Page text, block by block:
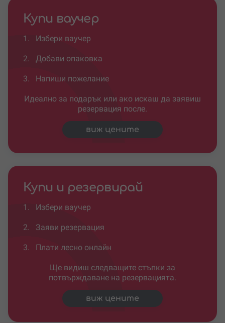
Купи ваучер
1. Избери ваучер
2. Добави опаковка
3. Напиши пожелание
Идеално за подарък или ако искаш да заявиш
резервация после.
виж цените
Купи и резервирай
1. Избери ваучер
2. Заяви резервация
3. Плати лесно онлайн
Ще видиш следващите стъпки за
потвърждаване на резервацията.
виж цените